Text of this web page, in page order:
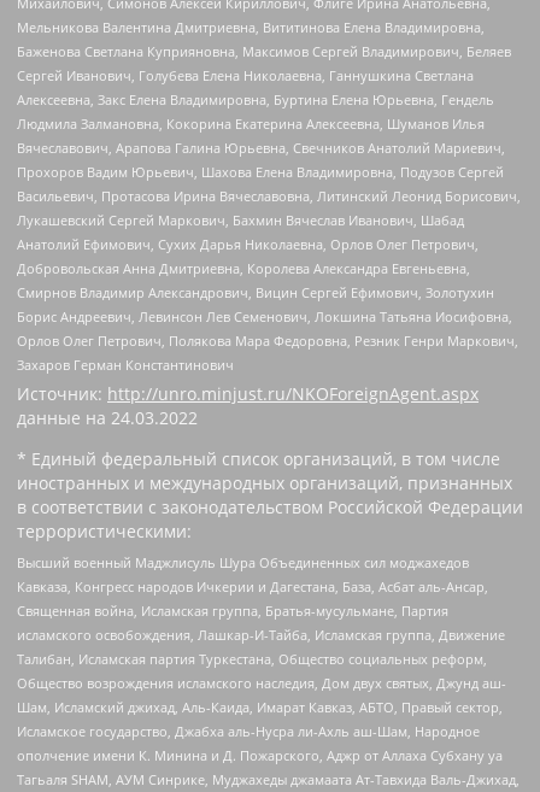
Мельникова Валентина Дмитриевна, Вититинова Елена Владимировна,
Баженова Светлана Куприяновна, Максимов Сергей Владимирович, Беляев
Сергей Иванович, Голубева Елена Николаевна, Ганнушкина Светлана
Алексеевна, Закс Елена Владимировна, Буртина Елена Юрьевна, Гендель
Людмила Залмановна, Кокорина Екатерина Алексеевна, Шуманов Илья
Вячеславович, Арапова Галина Юрьевна, Свечников Анатолий Мариевич,
Прохоров Вадим Юрьевич, Шахова Елена Владимировна, Подузов Сергей
Васильевич, Протасова Ирина Вячеславовна, Литинский Леонид Борисович,
Лукашевский Сергей Маркович, Бахмин Вячеслав Иванович, Шабад
Анатолий Ефимович, Сухих Дарья Николаевна, Орлов Олег Петрович,
Добровольская Анна Дмитриевна, Королева Александра Евгеньевна,
Смирнов Владимир Александрович, Вицин Сергей Ефимович, Золотухин
Борис Андреевич, Левинсон Лев Семенович, Локшина Татьяна Иосифовна,
Орлов Олег Петрович, Полякова Мара Федоровна, Резник Генри Маркович,
Захаров Герман Константинович
Источник: http://unro.minjust.ru/NKOForeignAgent.aspx
данные на 24.03.2022
* Единый федеральный список организаций, в том числе
иностранных и международных организаций, признанных
в соответствии с законодательством Российской Федерации
террористическими:
Высший военный Маджлисуль Шура Объединенных сил моджахедов
Кавказа, Конгресс народов Ичкерии и Дагестана, База, Асбат аль-Ансар,
Священная война, Исламская группа, Братья-мусульмане, Партия
исламского освобождения, Лашкар-И-Тайба, Исламская группа, Движение
Талибан, Исламская партия Туркестана, Общество социальных реформ,
Общество возрождения исламского наследия, Дом двух святых, Джунд аш-
Шам, Исламский джихад, Аль-Каида, Имарат Кавказ, АБТО, Правый сектор,
Исламское государство, Джабха аль-Нусра ли-Ахль аш-Шам, Народное
ополчение имени К. Минина и Д. Пожарского, Аджр от Аллаха Субхану уа
Тагьаля SHAM, АУМ Синрике, Муджахеды джамаата Ат-Тавхида Валь-Джихад,